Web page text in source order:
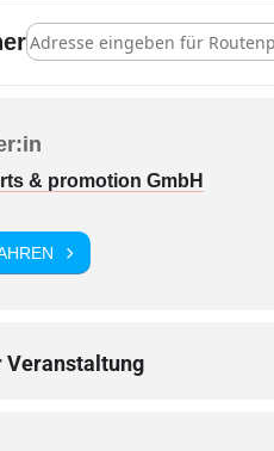
Address - Amsterdam, Chris
& promotion GmbH
Veranstaltung